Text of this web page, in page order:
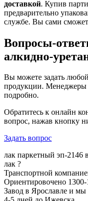
доставкой. Купив
предварительно
службе. Вы сами
Вопросы-
алкидно-
Вы можете задать
продукции. Менеджеры
подробно.
Обратитесь к онлайн
вопрос, нажав кнопку
Задать вопрос
лак паркетный эп-2146
лак ?
Транспортной
Ориентировочено
Завод в Ярославле и мы